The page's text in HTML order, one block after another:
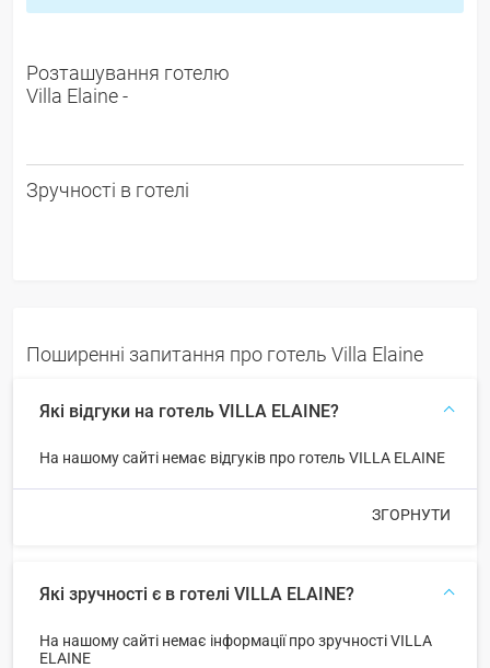
Розташування готелю
Villa Elaine -
Зручності в готелі
Поширенні запитання про готель Villa Elaine
Які відгуки на готель VILLA ELAINE?
На нашому сайті немає відгуків про готель VILLA ELAINE
ЗГОРНУТИ
Які зручності є в готелі VILLA ELAINE?
На нашому сайті немає інформації про зручності VILLA
ELAINE